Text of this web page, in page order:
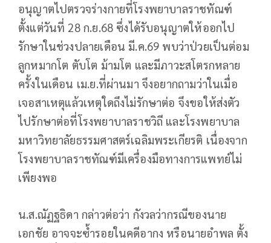
อนุญาตไปตรวจร่างกายที่โรงพยาบาลราชทัณฑ์
ตั้งแต่วันที่ 28 ก.ย.68 ซึ่งได้รับอนุญาตให้ออกไป
รักษาในช่วงปลายเดือน มี.ค.69 พบว่าป่วยเป็นต่อม
ลูกหมากโต ตับโต ม้ามโต และมีภาวะสโตรกหลาย
ครั้งในเดือน เม.ย.ที่ผ่านมา จึงอยากถามว่าในเมื่อ
เจอสาเหตุแล้วเหตุใดถึงไม่รักษาต่อ จึงขอให้ส่งตัว
ไปรักษาต่อที่โรงพยาบาลราชวิถี และโรงพยาบาล
มหาวิทยาลัยธรรมศาสตร์เฉลิมพระเกียรติ เนื่องจาก
โรงพยาบาลราชทัณฑ์มีเครื่องมือทางการแพทย์ไม่
เพียงพอ
น.ส.ณัฏฐธิดา กล่าวต่อว่า กังวลว่ากรณีของนาย
เอกชัย อาจจะซ้ำรอยในคดีอากง หรือนายอำพล ตั้ง